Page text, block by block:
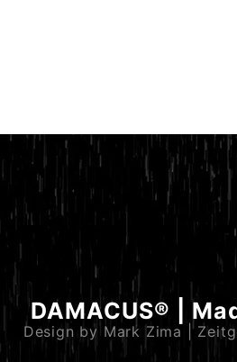
DAMACUS® |
Design by Mark Zima |